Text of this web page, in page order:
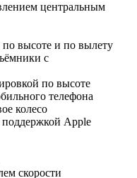
центральным
по высоте и по вылету
с
по высоте
телефона
колесо
Apple
скорости